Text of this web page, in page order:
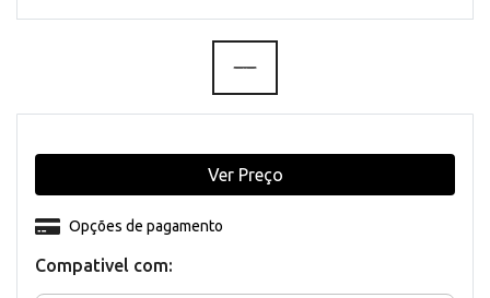
Compativel com:
Opções de pagamento
Ver Preço